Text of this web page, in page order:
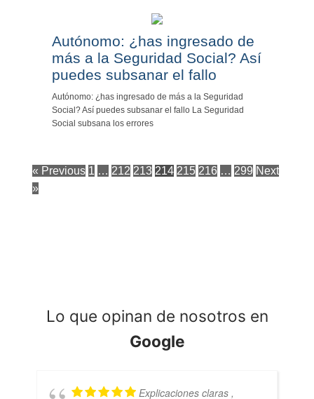
Autónomo: ¿has ingresado de
más a la Seguridad Social? Así
puedes subsanar el fallo
Autónomo: ¿has ingresado de más a la Seguridad
Social? Así puedes subsanar el fallo La Seguridad
Social subsana los errores
« Previous 1 … 212 213 214 215 216 … 299 Next
»
Lo que opinan de nosotros en
Google
Explicaciones claras ,